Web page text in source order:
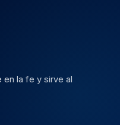
en la fe y sirve al